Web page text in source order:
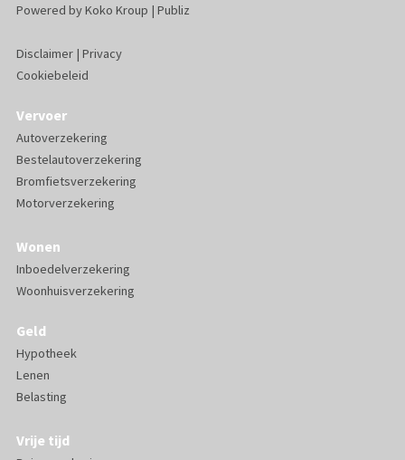
Powered byKoko Kroup | Publiz
Disclaimer| Privacy
Cookiebeleid
Vervoer
Autoverzekering
Bestelautoverzekering
Bromfietsverzekering
Motorverzekering
Wonen
Inboedelverzekering
Woonhuisverzekering
Geld
Hypotheek
Lenen
Belasting
Vrije tijd